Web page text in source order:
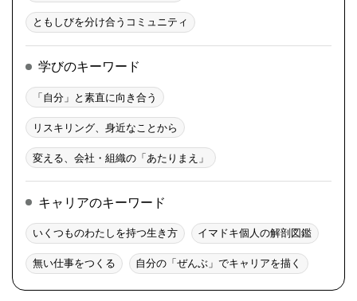
ともしびを分け合うコミュニティ
学びのキーワード
「自分」と素直に向き合う
リスキリング、身近なことから
変える、会社・組織の「あたりまえ」
キャリアのキーワード
いくつものわたしを持つ生き方 イマドキ個人の解剖図鑑
無い仕事をつくる 自分の「ぜんぶ」でキャリアを描く